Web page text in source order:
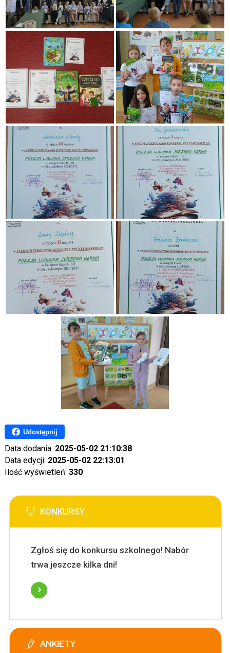
Udostępnij
Data dodania: 2025-05-02 21:10:38
Data edycji: 2025-05-02 22:13:01
Ilość wyświetleń: 330
KONKURSY
Zgłoś się do konkursu szkolnego! Nabór
trwa jeszcze kilka dni!
ANKIETY